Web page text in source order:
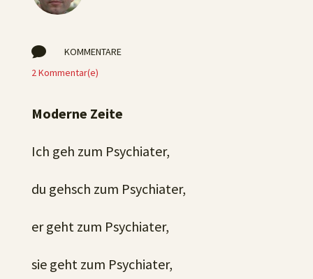

KOMMENTARE
2 Kommentar(e)
Moderne Zeite
Ich geh zum Psychiater,
du gehsch zum Psychiater,
er geht zum Psychiater,
sie geht zum Psychiater,